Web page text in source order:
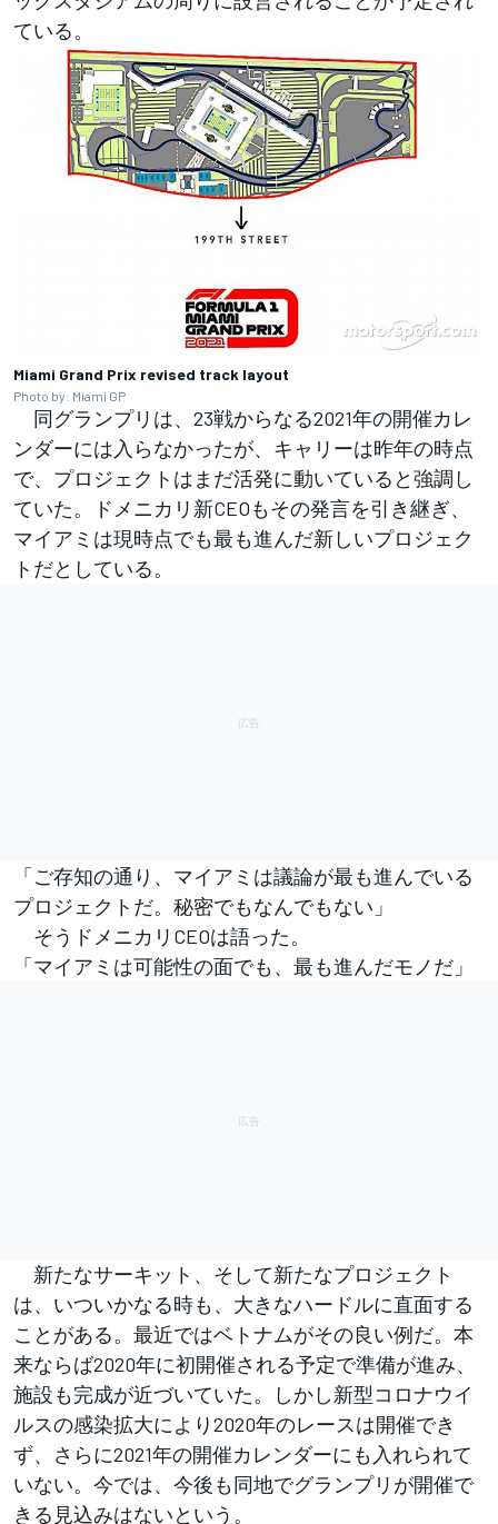
ている。
Miami Grand Prix revised track layout
Photo by: Miami GP
同グランプリは、23戦からなる2021年の開催カレ
ンダーには入らなかったが、キャリーは昨年の時点
で、プロジェクトはまだ活発に動いていると強調し
ていた。ドメニカリ新CEOもその発言を引き継ぎ、
マイアミは現時点でも最も進んだ新しいプロジェク
トだとしている。
「ご存知の通り、マイアミは議論が最も進んでいる
プロジェクトだ。秘密でもなんでもない」
そうドメニカリCEOは語った。
「マイアミは可能性の面でも、最も進んだモノだ」
新たなサーキット、そして新たなプロジェクト
は、いついかなる時も、大きなハードルに直面する
ことがある。最近ではベトナムがその良い例だ。本
来ならば2020年に初開催される予定で準備が進み、
施設も完成が近づいていた。しかし新型コロナウイ
ルスの感染拡大により2020年のレースは開催でき
ず、さらに2021年の開催カレンダーにも入れられて
いない。今では、今後も同地でグランプリが開催で
きる見込みはないという。